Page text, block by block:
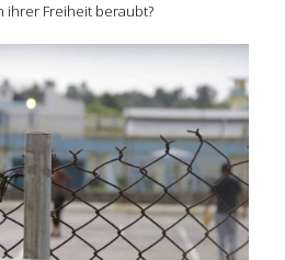
ihrer Freiheit beraubt?